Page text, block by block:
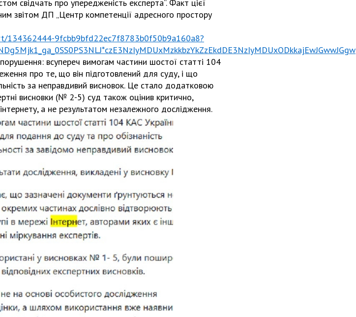
свідчать про упередженість експерта“. Факт цієї
звітом ДП „Центр компетенції адресного простору
134362444-9fcbb9bfd22ec7f8783b0f50b9a160a8?
всупереч вимогам частини шостої статті 104
про те, що він підготовлений для суду, і що
за неправдивий висновок. Це стало додатковою
висновки (№ 2-5) суд також оцінив критично,
а не результатом незалежного дослідження.